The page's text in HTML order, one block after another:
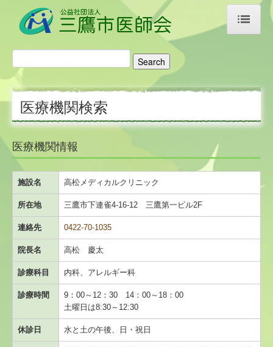
ホーム
医師会のご案内
ご挨拶・あゆみ
アクセス
科目名から探す
施設名から探す
地域名から探す
災害時の医療体制について
医療機関検索
医療機関情報
施設名 高松メディカルクリニック
所在地 三鷹市下連雀4-16-12 三鷹第一ビル2F
連絡先 0422-70-1035
院長名 高松 慶太
診療科目 内科、アレルギー科
診療時間
9：00～12：30 14：00～18：00
土曜日は8:30～12:30
休診日 水と土の午後、日・祝日